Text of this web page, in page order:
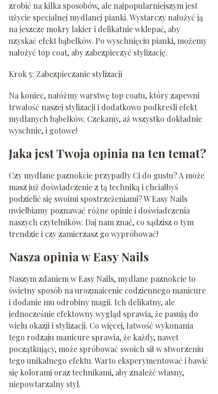
zrobić na kilka sposobów, ale najpopularniejszym jest
użycie specjalnej mydlanej pianki. Wystarczy nałożyć ją
na jeszcze mokry lakier i delikatnie wklepać, aby
uzyskać efekt bąbelków. Po wyschnięciu pianki, możemy
nałożyć top coat, aby zabezpieczyć stylizację.
Krok 5: Zabezpieczanie stylizacji
Na koniec, nałóżmy warstwę top coatu, który zapewni
trwałość naszej stylizacji i dodatkowo podkreśli efekt
mydlanych bąbelków. Czekamy, aż wszystko dokładnie
wyschnie, i gotowe!
Jaka jest Twoja opinia na ten temat?
Czy mydlane paznokcie przypadły Ci do gustu? A może
masz już doświadczenie z tą techniką i chciałbyś
podzielić się swoimi spostrzeżeniami? W Easy Nails
uwielbiamy poznawać różne opinie i doświadczenia
naszych czytelników. Daj nam znać, co sądzisz o tym
trendzie i czy zamierzasz go wypróbować!
Nasza opinia w Easy Nails
Naszym zdaniem w Easy Nails, mydlane paznokcie to
świetny sposób na urozmaicenie codziennego manicure
i dodanie mu odrobiny magii. Ich delikatny, ale
jednocześnie efektowny wygląd sprawia, że pasują do
wielu okazji i stylizacji. Co więcej, łatwość wykonania
tego rodzaju manicure sprawia, że każdy, nawet
początkujący, może spróbować swoich sił w stworzeniu
tego unikalnego efektu. Warto eksperymentować i bawić
się kolorami oraz technikami, aby znaleźć własny,
niepowtarzalny styl.